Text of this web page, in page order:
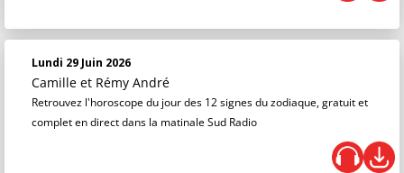
Lundi 29 Juin 2026
Camille et Rémy André
Retrouvez l'horoscope du jour des 12 signes du zodiaque, gratuit et
complet en direct dans la matinale Sud Radio